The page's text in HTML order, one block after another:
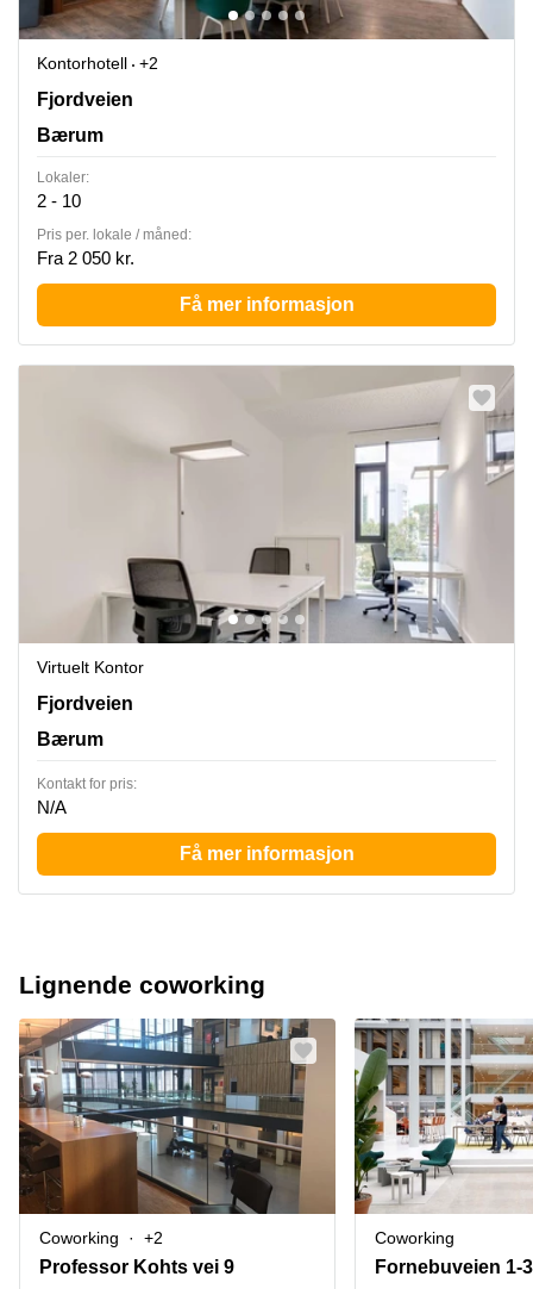
Kontorhotell
+2
Fjordveien 1,2 etasje, Bærum
Fjordveien
Bærum
Lokaler:
2 - 10
Pris per. lokale / måned:
Fra 2 050 kr.
Få mer informasjon
Virtuelt Kontor
Fjordveien 1,2 etasje, Bærum
Fjordveien
Bærum
Kontakt for pris:
N/A
Få mer informasjon
Lignende coworking
Coworking +2
Professor Kohts vei 9
Coworking
Fornebuveien 1-3